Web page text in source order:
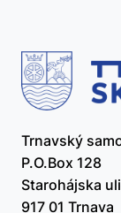
Trnavský
P.O.Box 128
Starohájska
917 01 Trnava